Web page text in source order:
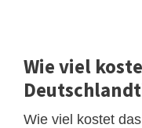
Wie viel
Wie viel kostet